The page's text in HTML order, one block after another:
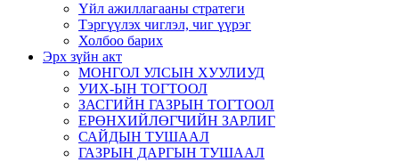
Үйл ажиллагааны стратеги
Тэргүүлэх чиглэл, чиг үүрэг
Холбоо барих
Эрх зүйн акт
МОНГОЛ УЛСЫН ХУУЛИУД
УИХ-ЫН ТОГТООЛ
ЗАСГИЙН ГАЗРЫН ТОГТООЛ
ЕРӨНХИЙЛӨГЧИЙН ЗАРЛИГ
САЙДЫН ТУШААЛ
ГАЗРЫН ДАРГЫН ТУШААЛ